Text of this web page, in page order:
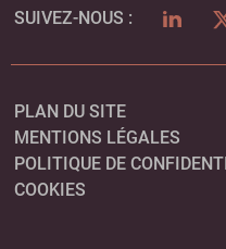
SUIVEZ-NOUS :
PLAN DU SITE
MENTIONS LÉGALES
POLITIQUE DE
COOKIES